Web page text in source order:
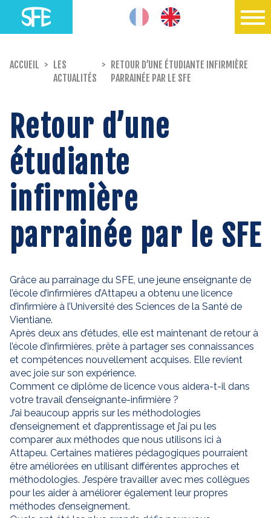
ACCUEIL > LES
ACTUALITÉS
> RETOUR D’UNE ÉTUDIANTE INFIRMIÈRE
PARRAINÉE PAR LE SFE
Retour d’une
étudiante
infirmière
parrainée par le SFE
Grâce au parrainage du SFE, une jeune enseignante de
l’école d’infirmières d’Attapeu a obtenu une licence
d’infirmière à l’Université des Sciences de la Santé de
Vientiane.
Après deux ans d’études, elle est maintenant de retour à
l’école d’infirmières, prête à partager ses connaissances
et compétences nouvellement acquises. Elle revient
avec joie sur son expérience.
Comment ce diplôme de licence vous aidera-t-il dans
votre travail d’enseignante-infirmière ?
J’ai beaucoup appris sur les méthodologies
d’enseignement et d’apprentissage et j’ai pu les
comparer aux méthodes que nous utilisons ici à
Attapeu. Certaines matières pédagogiques pourraient
être améliorées en utilisant différentes approches et
méthodologies. J’espère travailler avec mes collègues
pour les aider à améliorer également leur propres
méthodes d’enseignement.